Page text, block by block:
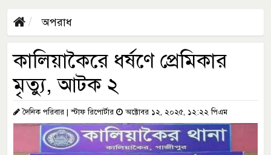
অপরাধ
কালিয়াকৈরে ধর্ষণে প্রেমিকার
মৃত্যু, আটক ২
দৈনিক পরিবার | স্টাফ রিপোর্টার অক্টোবর ১২, ২০২৫, ১২:২২ পিএম